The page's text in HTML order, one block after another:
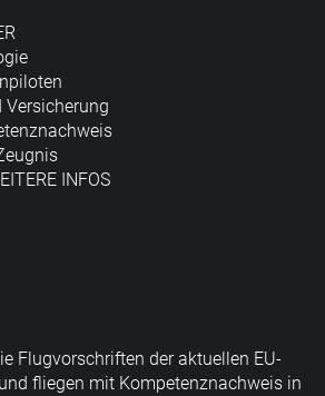
INFOS
Flugvorschriften der aktuellen EU-
fliegen mit Kompetenznachweis in